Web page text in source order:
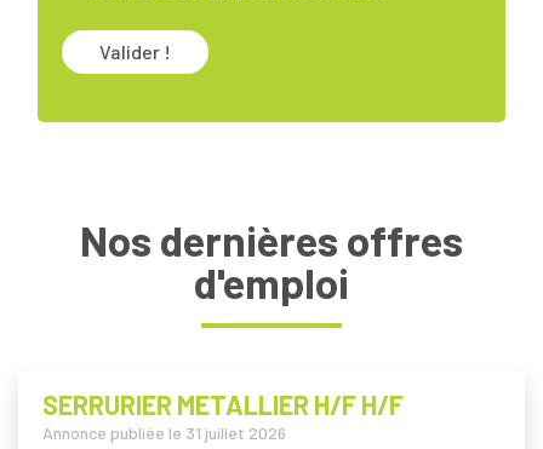
Valider !
Nos dernières offres
d'emploi
SERRURIER METALLIER H/F H/F
Annonce publiée le 31 juillet 2026